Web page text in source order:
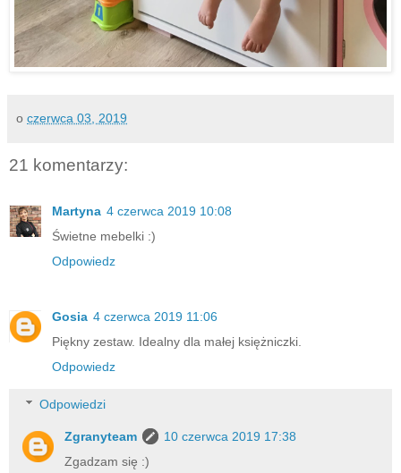
o czerwca 03, 2019
21 komentarzy:
Martyna 4 czerwca 2019 10:08
Świetne mebelki :)
Odpowiedz
Gosia 4 czerwca 2019 11:06
Piękny zestaw. Idealny dla małej księżniczki.
Odpowiedz
Odpowiedzi
Zgranyteam
10 czerwca 2019 17:38
Zgadzam się :)